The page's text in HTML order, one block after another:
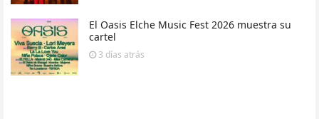
El Oasis Elche Music Fest 2026 muestra su
cartel
3 días atrás